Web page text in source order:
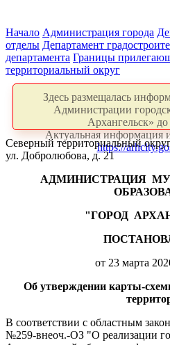
Начало Администрация города
отделы Департамент
департамента Границы
территориальный округ
Здесь размещалась
Администрации
Архангельск»
Актуальная информация
https://
Северный территориальный
ул. Добролюбова, д. 21
АДМИНИСТРАЦИЯ
"ГОРОД
от 23 марта
Об утверждении карты-
В соответствии с областным
№259-внеоч.-ОЗ "О реализации